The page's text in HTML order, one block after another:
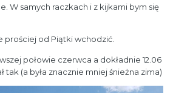
W samych raczkach i z kijkami bym się
prościej od Piątki wchodzić.
połowie czerwca a dokładnie 12.06
tak (a była znacznie mniej śnieżna zima)